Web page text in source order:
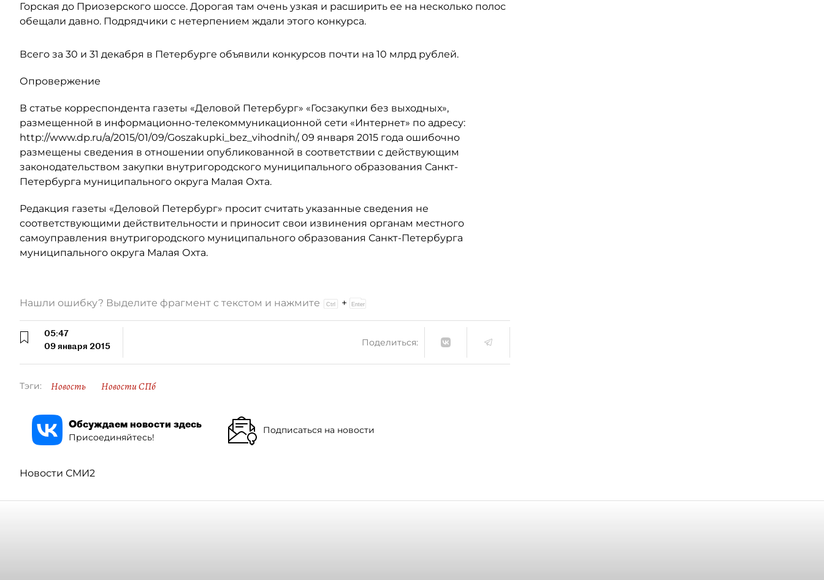
Горская до Приозерского шоссе. Дорогая там очень узкая и расширить ее на несколько полос
обещали давно. Подрядчики с нетерпением ждали этого конкурса.
Всего за 30 и 31 декабря в Петербурге объявили конкурсов почти на 10 млрд рублей.
Опровержение
В статье корреспондента газеты «Деловой Петербург» «Госзакупки без выходных»,
размещенной в информационно-телекоммуникационной сети «Интернет» по адресу:
http://www.dp.ru/a/2015/01/09/Goszakupki_bez_vihodnih/, 09 января 2015 года ошибочно
размещены сведения в отношении опубликованной в соответствии с действующим
законодательством закупки внутригородского муниципального образования Санкт-
Петербурга муниципального округа Малая Охта.
Редакция газеты «Деловой Петербург» просит считать указанные сведения не
соответствующими действительности и приносит свои извинения органам местного
самоуправления внутригородского муниципального образования Санкт-Петербурга
муниципального округа Малая Охта.
Нашли ошибку? Выделите фрагмент с текстом и нажмите +
05:47
09 января 2015
Поделиться:
Тэги: Новость Новости СПб
Обсуждаем новости здесь
Присоединяйтесь!
Подписаться на новости
Новости СМИ2